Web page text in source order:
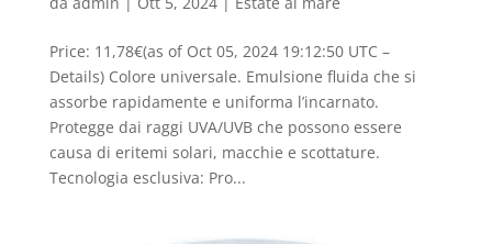
Price: 11,78€(as of Oct 05, 2024 19:12:50 UTC –
Details) Colore universale. Emulsione fluida che si
assorbe rapidamente e uniforma l’incarnato.
Protegge dai raggi UVA/UVB che possono essere
causa di eritemi solari, macchie e scottature.
Tecnologia esclusiva: Pro...